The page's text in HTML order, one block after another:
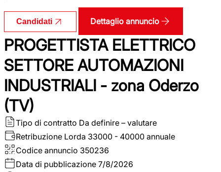
Candidati Dettaglio annuncio
PROGETTISTA ELETTRICO
SETTORE AUTOMAZIONI
INDUSTRIALI - zona Oderzo
(TV)
Tipo di contratto Da definire – valutare
Retribuzione Lorda 33000 - 40000 annuale
Codice annuncio 350236
Data di pubblicazione 7/8/2026